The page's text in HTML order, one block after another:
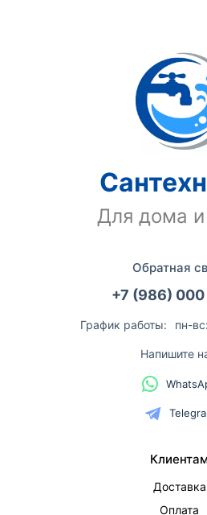
Для дома
Обратная
+7 (986)
График работы: пн-
Напишите
Доставка
Оплата